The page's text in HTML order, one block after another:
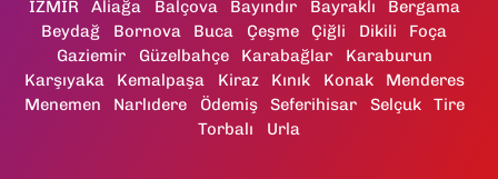
İZMİR Aliağa Balçova Bayındır Bayraklı
Bergama
Beydağ
Bornova Buca Çeşme Çiğli Dikili
Foça
Gaziemir
Güzelbahçe Karabağlar
Karaburun
Karşıyaka
Kemalpaşa Kiraz Kınık Konak
Menderes
Menemen
Narlıdere Ödemiş Seferihisar Selçuk
Tire
Torbalı
Urla